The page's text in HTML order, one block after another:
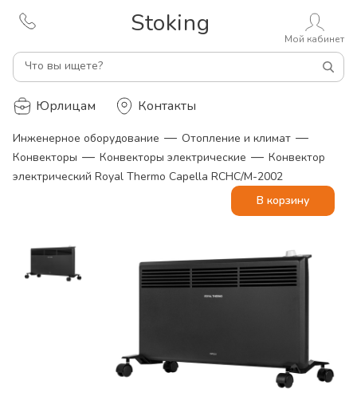
Stoking
Что вы ищете?
Мой кабинет
Юрлицам Контакты
Инженерное оборудование — Отопление и климат —
Конвекторы — Конвекторы электрические — Конвектор
электрический Royal Thermo Capella RCHC/M-2002
В корзину